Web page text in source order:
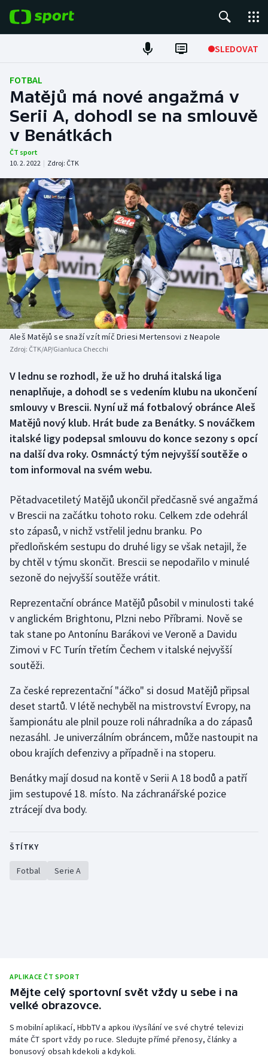
SLEDOVAT
Fotbal
Hokej
Tenis
Atletika
Cyklistika
DALŠÍ SPORTY
Americký fotbal
Baseball a softbal
Basketbal
Biatlon
Box
Curling
Dostihy
Golf
Gymnastika
Jezdectví
Judo
Lezení
Lyže a snowboard
Motorsport
Parasport
Rychlostní kanoistika
Short track
NEPŘEHLÉDNĚTE
Soutěže
Historické návraty
Aplikace ČT sport
FOTBAL
Matějů má nové angažmá v
Serii A, dohodl se na smlouvě
v Benátkách
ČT sport
10. 2. 2022 | Zdroj: ČTK
Aleš Matějů se snaží vzít míč Driesi Mertensovi z Neapole
Zdroj: ČTK/AP/Gianluca Checchi
V lednu se rozhodl, že už ho druhá italská liga
nenaplňuje, a dohodl se s vedením klubu na ukončení
smlouvy v Brescii. Nyní už má fotbalový obránce Aleš
Matějů nový klub. Hrát bude za Benátky. S nováčkem
italské ligy podepsal smlouvu do konce sezony s opcí
na další dva roky. Osmnáctý tým nejvyšší soutěže o
tom informoval na svém webu.
Pětadvacetiletý Matějů ukončil předčasně své angažmá
v Brescii na začátku tohoto roku. Celkem zde odehrál
sto zápasů, v nichž vstřelil jednu branku. Po
předloňském sestupu do druhé ligy se však netajil, že
by chtěl v týmu skončit. Brescii se nepodařilo v minulé
sezoně do nejvyšší soutěže vrátit.
Reprezentační obránce Matějů působil v minulosti také
v anglickém Brightonu, Plzni nebo Příbrami. Nově se
tak stane po Antonínu Barákovi ve Veroně a Davidu
Zimovi v FC Turín třetím Čechem v italské nejvyšší
soutěži.
Za české reprezentační "áčko" si dosud Matějů připsal
deset startů. V létě nechyběl na mistrovství Evropy, na
šampionátu ale plnil pouze roli náhradníka a do zápasů
nezasáhl. Je univerzálním obráncem, může nastoupit na
obou krajích defenzivy a případně i na stoperu.
Benátky mají dosud na kontě v Serii A 18 bodů a patří
jim sestupové 18. místo. Na záchranářské pozice
ztrácejí dva body.
ŠTÍTKY
Fotbal Serie A
APLIKACE ČT SPORT
Mějte celý sportovní svět vždy u sebe i na
velké obrazovce.
S mobilní aplikací, HbbTV a apkou iVysílání ve své chytré televizi
máte ČT sport vždy po ruce. Sledujte přímé přenosy, články a
bonusový obsah kdekoli a kdykoli.